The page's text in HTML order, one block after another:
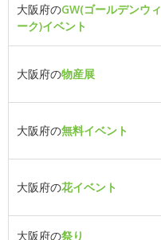
大阪府のGW(ゴールデンウィ
ーク)イベント
大阪府の物産展
大阪府の無料イベント
大阪府の花イベント
大阪府の祭り